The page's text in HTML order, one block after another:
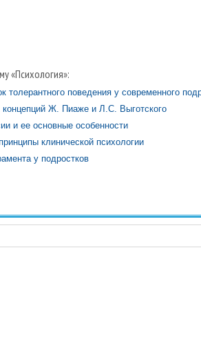
«Психология»:
толерантного поведения у современного
концепций Ж. Пиаже и Л.С. Выготского
и ее основные особенности
клинической психологии
у подростков